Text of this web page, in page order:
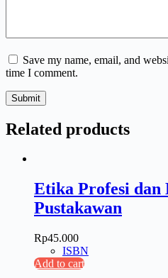
Save my name, email, and
time I comment.
Submit
Related products
Etika Profesi dan
Pustakawan
Rp45.000
ISBN
Add to cart